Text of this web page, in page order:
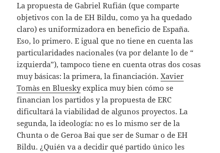
La propuesta de Gabriel Rufián (que comparte
objetivos con la de EH Bildu, como ya ha quedado
claro) es uniformizadora en beneficio de España.
Eso, lo primero. E igual que no tiene en cuenta las
particularidades nacionales (va por delante lo de “
izquierda”), tampoco tiene en cuenta otras dos cosas
muy básicas: la primera, la financiación.Xavier
Tomàs en Blueskyexplica muy bien cómo se
financian los partidos y la propuesta de ERC
dificultará la viabilidad de algunos proyectos. La
segunda, la ideología: no es lo mismo ser de la
Chunta o de Geroa Bai que ser de Sumar o de EH
Bildu. ¿Quién va a decidir qué partido único les